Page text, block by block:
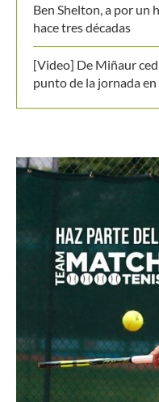
Ben Shelton, a por un
hace tres décadas
[Video] De Miñaur
punto de la jornada